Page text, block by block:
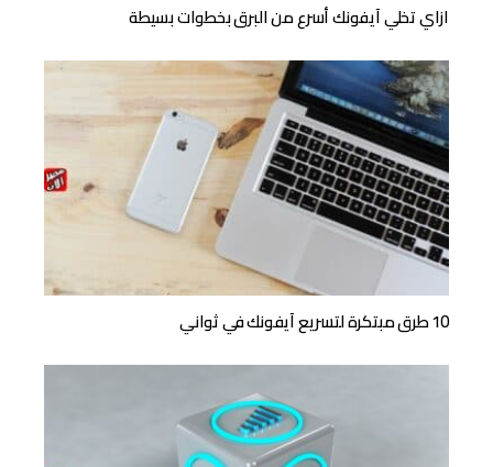
ازاي تخلي آيفونك أسرع من البرق بخطوات بسيطة
10 طرق مبتكرة لتسريع آيفونك في ثواني